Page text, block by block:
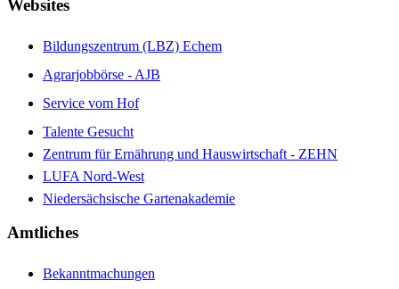
Websites
Bildungszentrum (LBZ) Echem
Agrarjobbörse - AJB
Service vom Hof
Talente Gesucht
Zentrum für Ernährung und Hauswirtschaft - ZEHN
LUFA Nord-West
Niedersächsische Gartenakademie
Amtliches
Bekanntmachungen